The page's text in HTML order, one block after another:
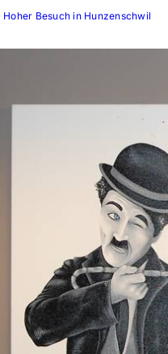
Hoher Besuch in Hunzenschwil